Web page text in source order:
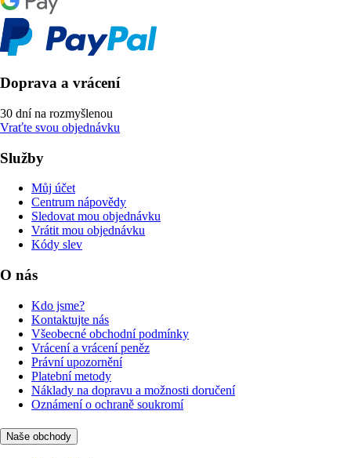
Doprava a vrácení
30 dní na rozmyšlenou
Vraťte svou objednávku
Služby
Můj účet
Centrum nápovědy
Sledovat mou objednávku
Vrátit mou objednávku
Kódy slev
O nás
Kdo jsme?
Kontaktujte nás
Všeobecné obchodní podmínky
Vrácení a vrácení peněz
Právní upozornění
Platební metody
Náklady na dopravu a možnosti doručení
Oznámení o ochraně soukromí
Naše obchody